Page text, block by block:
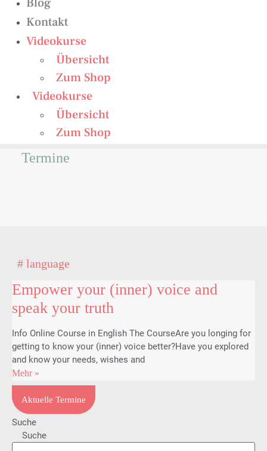
Kontakt
Videokurse
Übersicht
Zum Shop
Videokurse
Übersicht
Zum Shop
Termine
# language
Empower your (inner) voice and
speak your truth
Info Online Course in English The CourseAre you longing for
getting to know your (inner) voice better?Have you explored
and know your needs, wishes and
Mehr »
Aktuelle Termine
Suche
Suche